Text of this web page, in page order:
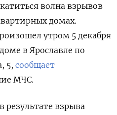
волна взрывов
домах.
утром 5 декабря
в Ярославле по
5, сообщает
МЧС.
взрыва